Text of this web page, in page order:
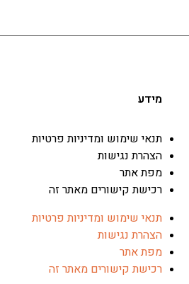
מידע
תנאי שימוש ומדיניות פרטיות
הצהרת נגישות
מפת אתר
רכישת קישורים מאתר זה
תנאי שימוש ומדיניות פרטיות
הצהרת נגישות
מפת אתר
רכישת קישורים מאתר זה